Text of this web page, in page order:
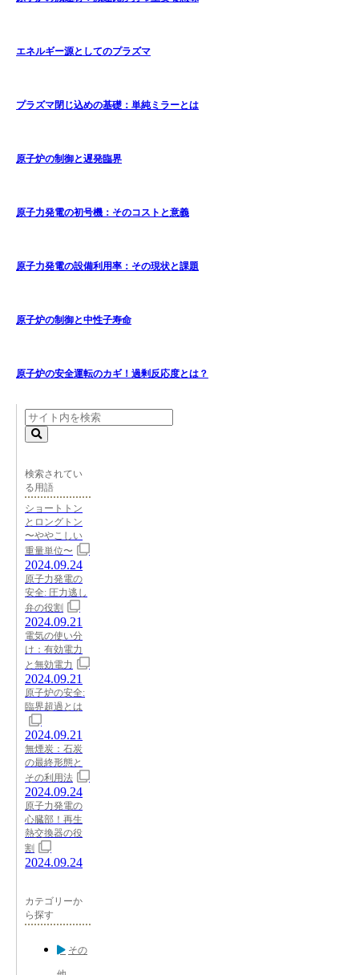
エネルギー源としてのプラズマ
プラズマ閉じ込めの基礎：単純ミラーとは
原子炉の制御と遅発臨界
原子力発電の初号機：そのコストと意義
原子力発電の設備利用率：その現状と課題
原子炉の制御と中性子寿命
原子炉の安全運転のカギ！過剰反応度とは？
検索されてい
る用語
ショートトン
とロングトン
〜ややこしい
重量単位〜
2024.09.24
原子力発電の
安全: 圧力逃し
弁の役割
2024.09.21
電気の使い分
け：有効電力
と無効電力
2024.09.21
原子炉の安全:
臨界超過とは
2024.09.21
無煙炭：石炭
の最終形態と
その利用法
2024.09.24
原子力発電の
心臓部！再生
熱交換器の役
割
2024.09.24
カテゴリーか
ら探す
その